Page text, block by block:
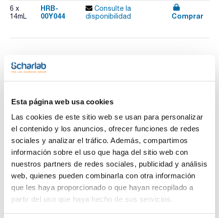
Esta página web usa cookies
Las cookies de este sitio web se usan para personalizar
el contenido y los anuncios, ofrecer funciones de redes
sociales y analizar el tráfico. Además, compartimos
información sobre el uso que haga del sitio web con
nuestros partners de redes sociales, publicidad y análisis
web, quienes pueden combinarla con otra información
que les haya proporcionado o que hayan recopilado a
partir del uso que haya hecho de sus servicios.
6 x
14mL
HRB-
00Y044
Consulte la
disponibilidad
Comprar
Imprimir ficha de
producto
El medidor de iones de nitrato (NO3-) de bolsillo LAQUAtwin
ofrece mediciones sencillas, confiables y rápidas. Además,
aporta una nueva dimensión a las pruebas de calidad de
agua y análisis electroquímicas. Incorporan un electrodo
plano, único en el mundo, diseñado con la última tecnología
HORIBA para la medición de micro volumen.
Características:
- Electrodo selectivo de iones.
- Reconocimiento automático de patrones.
- Valores de calibración alto y bajo modificables.
- Calibración de la temperatura.
- Compensación multiplicadora (0,01 a 9,90).
Ver más
Documentación técnica
TDS / Ficha técnica
Regístrate para
descargas
COA
Regístrate para
descargas
SDS/ Hoja de seguridad